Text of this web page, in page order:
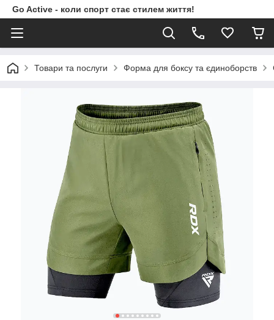
Go Active - коли спорт стає стилем життя!
Товари та послуги Форма для боксу та єдиноборств